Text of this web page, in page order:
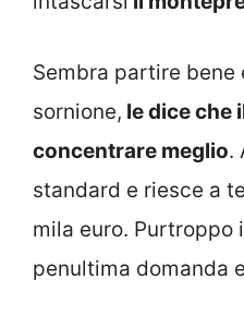
Sembra partire bene
sornione, le dice che
concentrare meglio.
standard e riesce a
mila euro. Purtroppo
penultima domanda